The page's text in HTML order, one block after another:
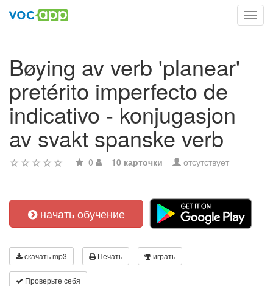
Bøying av verb 'planear'
pretérito imperfecto de
indicativo - konjugasjon
av svakt spanske verb
0 10 карточки отсутствует
начать обучение
скачать mp3 Печать играть
Проверьте себя